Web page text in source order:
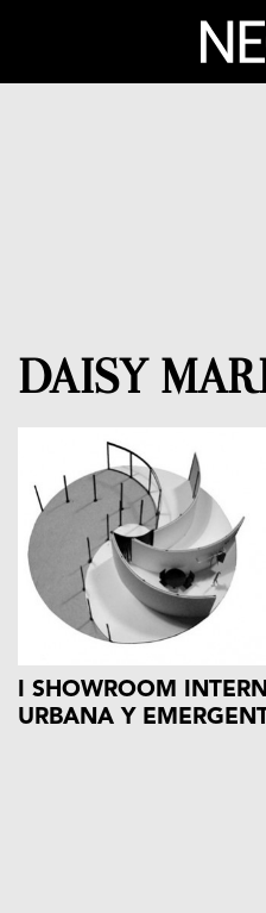
DAISY
I SHOWROOM
URBANA Y